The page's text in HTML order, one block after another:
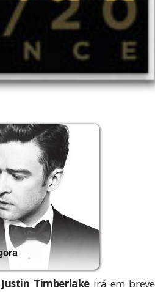
Justin Timberlakeirá em breve